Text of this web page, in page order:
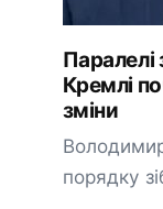
Паралелі
Кремлі
зміни
порядку